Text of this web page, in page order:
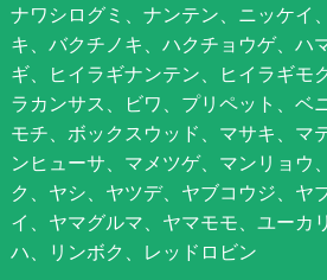
ナワシログミ、ナンテン、ニッケイ
キ、バクチノキ、ハクチョウゲ、ハ
ギ、ヒイラギナンテン、ヒイラギモ
ラカンサス、ビワ、プリペット、ベ
モチ、ボックスウッド、マサキ、マ
ンヒューサ、マメツゲ、マンリョウ
ク、ヤシ、ヤツデ、ヤブコウジ、ヤ
イ、ヤマグルマ、ヤマモモ、ユーカ
ハ、リンボク、レッドロビン